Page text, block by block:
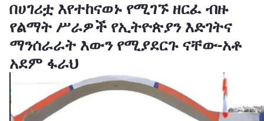
በሀገሪቷ እየተከናወኑ የሚገኙ ዘርፈ ብዙ
የልማት ሥራዎች የኢትዮጵያን እድገትና
ማንሰራራት እውን የሚያደርጉ ናቸው-አቶ
አደም ፋራህ